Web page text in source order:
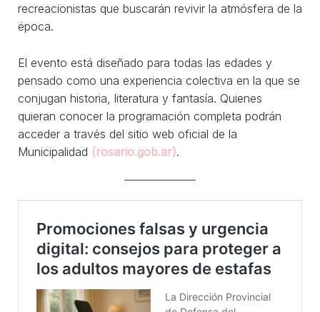
recreacionistas que buscarán revivir la atmósfera de la
época.
El evento está diseñado para todas las edades y
pensado como una experiencia colectiva en la que se
conjugan historia, literatura y fantasía. Quienes
quieran conocer la programación completa podrán
acceder a través del sitio web oficial de la
Municipalidad (rosario.gob.ar).